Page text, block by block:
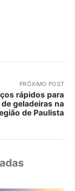
PRÓXIMO POST
rápidos para
geladeiras na
de Paulista